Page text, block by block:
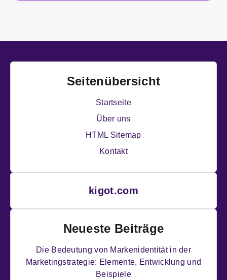
Seitenübersicht
Startseite
Über uns
HTML Sitemap
Kontakt
kigot.com
Neueste Beiträge
Die Bedeutung von Markenidentität in der
Marketingstrategie: Elemente, Entwicklung und
Beispiele